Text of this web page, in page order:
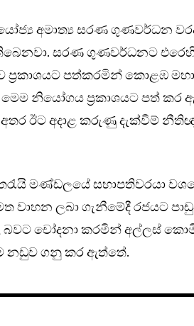
අමාත්‍ය සරණ ගුණවර්ධන
සරණ ගුණවර්ධනට
පත්කරමින් කොළඹ
නියෝගය ප්‍රකාශයට පත් කර
ඊට අදාළ කරුණු දැක්වීම්
මණ්ඩලයේ සභාපතිවරයා
වාහන ලබා ගැනීමේදී රජයට
බවට චෝදනා කරමින් අල්ලස්
නඩුව ගනු කර ඇත්තේ.